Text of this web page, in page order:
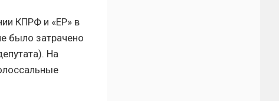
КПРФ и «ЕР» в
было затрачено
На